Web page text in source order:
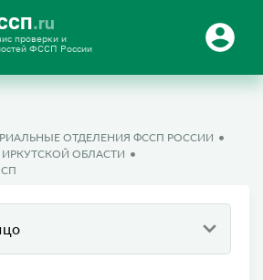
.ru
проверки и
ФССП России
ОТДЕЛЕНИЯ ФССП РОССИИ
ОБЛАСТИ